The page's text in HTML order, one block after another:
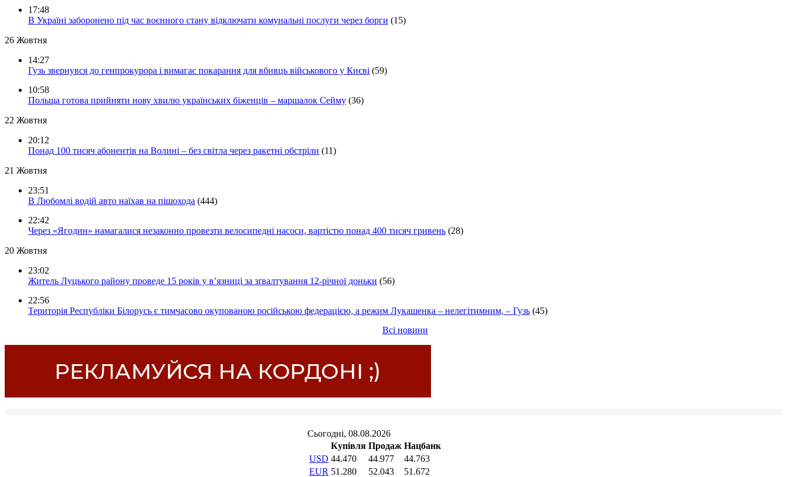
17:48
В Україні заборонено під час воєнного стану відключати комунальні послуги через борги (15)
26 Жовтня
14:27
Гузь звернувся до генпрокурора і вимагає покарання для вбивць військового у Києві (59)
10:58
Польща готова прийняти нову хвилю українських біженців – маршалок Сейму (36)
22 Жовтня
20:12
Понад 100 тисяч абонентів на Волині – без світла через ракетні обстріли (11)
21 Жовтня
23:51
В Любомлі водій авто наїхав на пішохода (444)
22:42
Через «Ягодин» намагалися незаконно провезти велосипедні насоси, вартістю понад 400 тисяч гривень (28)
20 Жовтня
23:02
Житель Луцького району проведе 15 років у в’язниці за зґвалтування 12-річної доньки (56)
22:56
Територія Республіки Білорусь є тимчасово окупованою російською федерацією, а режим Лукашенка – нелегітимним, – Гузь (45)
Всі новини